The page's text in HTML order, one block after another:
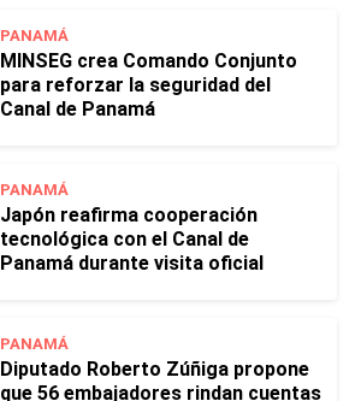
PANAMÁ
MINSEG crea Comando Conjunto
para reforzar la seguridad del
Canal de Panamá
PANAMÁ
Japón reafirma cooperación
tecnológica con el Canal de
Panamá durante visita oficial
PANAMÁ
Diputado Roberto Zúñiga propone
que 56 embajadores rindan cuentas